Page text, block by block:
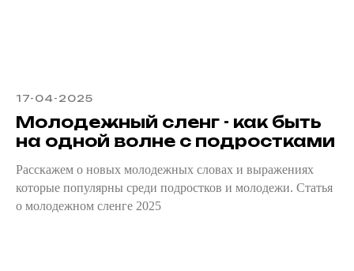
17-04-2025
Молодежный сленг - как быть
на одной волне с подростками
Расскажем о новых молодежных словах и выражениях
которые популярны среди подростков и молодежи. Статья
о молодежном сленге 2025